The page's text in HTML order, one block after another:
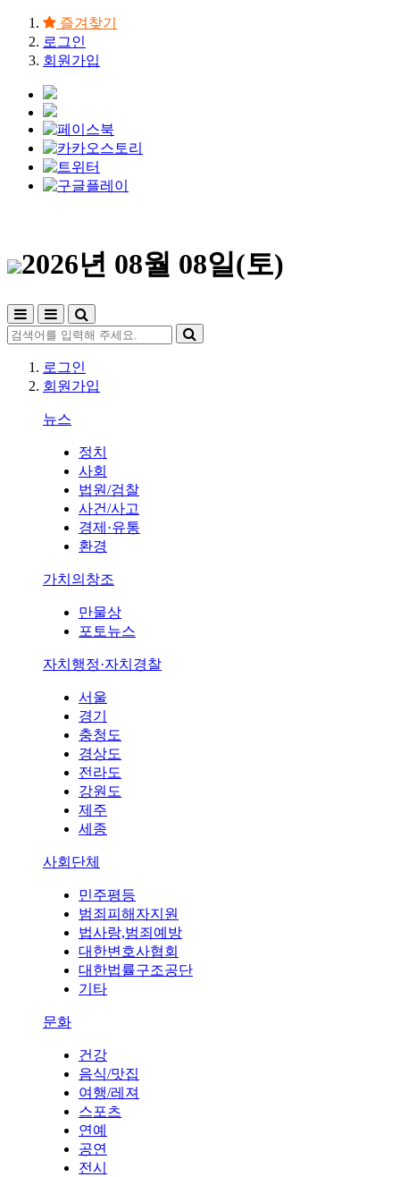
즐겨찾기
로그인
회원가입
2026년 08월 08일(토)
로그인
회원가입
뉴스
정치
사회
법원/검찰
사건/사고
경제·유통
환경
가치의창조
만물상
포토뉴스
자치행정·자치경찰
서울
경기
충청도
경상도
전라도
강원도
제주
세종
사회단체
민주평등
범죄피해자지원
법사랑,범죄예방
대한변호사협회
대한법률구조공단
기타
문화
건강
음식/맛집
여행/레져
스포츠
연예
공연
전시